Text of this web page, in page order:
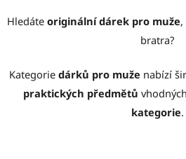
Hledáte originální dárek pro muže
bratra?
Kategorie dárků pro muže nabízí
praktických předmětů
kategorie.